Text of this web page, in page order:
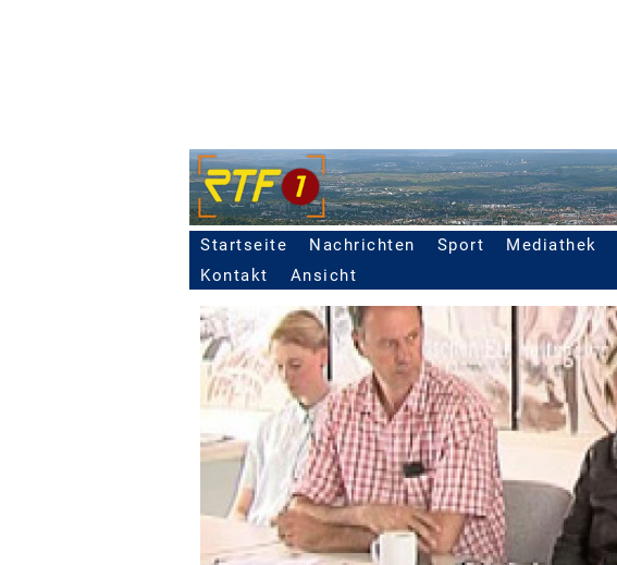
Seitennavigation
Startseite Nachrichten Sport Mediathek
Kontakt
Ansicht